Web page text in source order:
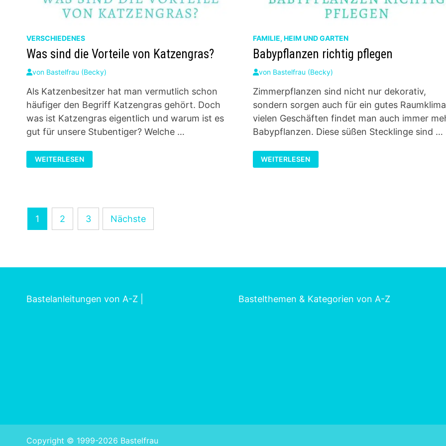
VERSCHIEDENES
Was sind die Vorteile von Katzengras?
von Bastelfrau (Becky)
Als Katzenbesitzer hat man vermutlich schon
häufiger den Begriff Katzengras gehört. Doch
was ist Katzengras eigentlich und warum ist es
gut für unsere Stubentiger? Welche …
WAS
SIND
DIE
WEITERLESEN
FAMILIE, HEIM UND GARTEN
Babypflanzen richtig pflegen
von Bastelfrau (Becky)
Zimmerpflanzen sind nicht nur dekorativ,
sondern sorgen auch für ein gutes
vielen Geschäften findet man auch immer
Babypflanzen. Diese süßen Stecklinge sind …
BABYPFLANZEN
RICHTIG
PFLEGEN
WEITERLESEN
Seitennummerierung
der
1 2 3 Nächste
Bastelanleitungen von A-Z Bastelthemen & Kategorien von A-Z
Copyright © 1999-2026 Bastelfrau